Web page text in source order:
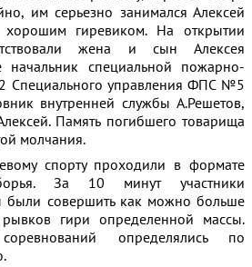
им серьезно занимался Алексей
гиревиком. На открытии
жена и сын Алексея
начальник специальной пожарно-
Специального управления ФПС №5
внутренней службы А.Решетов,
Память погибшего товарища
молчания.
спорту проходили в формате
За 10 минут участники
были совершить как можно больше
гири определенной массы.
определялись по